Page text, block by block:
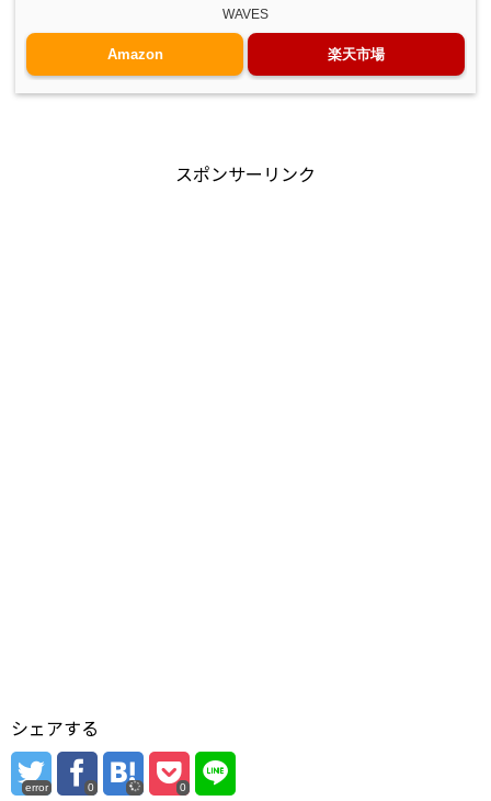
WAVES
Amazon 楽天市場
スポンサーリンク
シェアする
error 0 0